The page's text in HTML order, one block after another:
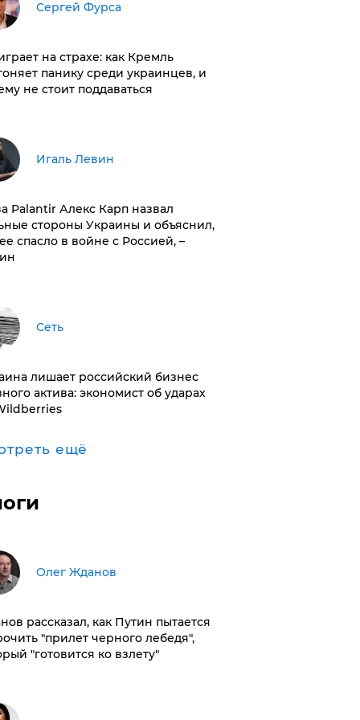
Сергей Фурса
на страхе: как Кремль
панику среди украинцев, и
не стоит поддаваться
Игаль Левин
Palantir Алекс Карп назвал
стороны Украины и объяснил,
спасло в войне с Россией, –
Сеть
лишает российский бизнес
актива: экономист об ударах
ещё
Олег Жданов
рассказал, как Путин пытается
"прилет черного лебедя",
"готовится ко взлету"